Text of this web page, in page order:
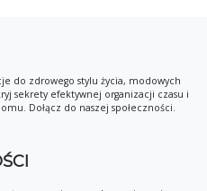
do zdrowego stylu życia, modowych
sekrety efektywnej organizacji czasu i
Dołącz do naszej społeczności.